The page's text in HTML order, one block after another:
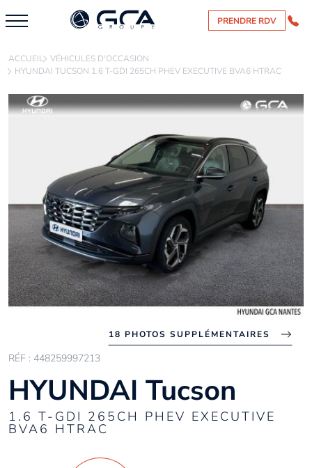
PRENDRE RDV
ACCUEIL VÉHICULES D'OCCASION
HYUNDAI TUCSON 1.6 T-GDI 265CH PHEV EXECUTIVE BVA6 HTRAC
18 PHOTOS SUPPLÉMENTAIRES
RÉF : 448259997213
HYUNDAI Tucson
1.6 T-GDI 265CH PHEV EXECUTIVE
BVA6 HTRAC